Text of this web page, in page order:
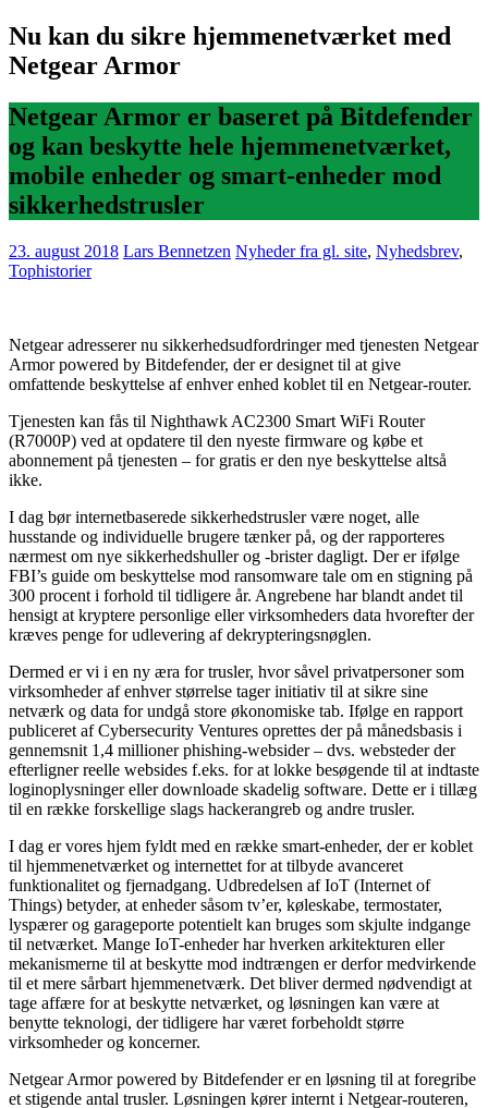
Nu kan du sikre hjemmenetværket med
Netgear Armor
Netgear Armor er baseret på Bitdefender
og kan beskytte hele hjemmenetværket,
mobile enheder og smart-enheder mod
sikkerhedstrusler
23. august 2018 Lars Bennetzen Nyheder fra gl. site, Nyhedsbrev,
Tophistorier
Netgear adresserer nu sikkerhedsudfordringer med tjenesten Netgear
Armor powered by Bitdefender, der er designet til at give
omfattende beskyttelse af enhver enhed koblet til en Netgear-router.
Tjenesten kan fås til Nighthawk AC2300 Smart WiFi Router
(R7000P) ved at opdatere til den nyeste firmware og købe et
abonnement på tjenesten – for gratis er den nye beskyttelse altså
ikke.
I dag bør internetbaserede sikkerhedstrusler være noget, alle
husstande og individuelle brugere tænker på, og der rapporteres
nærmest om nye sikkerhedshuller og -brister dagligt. Der er ifølge
FBI’s guide om beskyttelse mod ransomware tale om en stigning på
300 procent i forhold til tidligere år. Angrebene har blandt andet til
hensigt at kryptere personlige eller virksomheders data hvorefter der
kræves penge for udlevering af dekrypteringsnøglen.
Dermed er vi i en ny æra for trusler, hvor såvel privatpersoner som
virksomheder af enhver størrelse tager initiativ til at sikre sine
netværk og data for undgå store økonomiske tab. Ifølge en rapport
publiceret af Cybersecurity Ventures oprettes der på månedsbasis i
gennemsnit 1,4 millioner phishing-websider – dvs. websteder der
efterligner reelle websides f.eks. for at lokke besøgende til at indtaste
loginoplysninger eller downloade skadelig software. Dette er i tillæg
til en række forskellige slags hackerangreb og andre trusler.
I dag er vores hjem fyldt med en række smart-enheder, der er koblet
til hjemmenetværket og internettet for at tilbyde avanceret
funktionalitet og fjernadgang. Udbredelsen af IoT (Internet of
Things) betyder, at enheder såsom tv’er, køleskabe, termostater,
lyspærer og garageporte potentielt kan bruges som skjulte indgange
til netværket. Mange IoT-enheder har hverken arkitekturen eller
mekanismerne til at beskytte mod indtrængen er derfor medvirkende
til et mere sårbart hjemmenetværk. Det bliver dermed nødvendigt at
tage affære for at beskytte netværket, og løsningen kan være at
benytte teknologi, der tidligere har været forbeholdt større
virksomheder og koncerner.
Netgear Armor powered by Bitdefender er en løsning til at foregribe
et stigende antal trusler. Løsningen kører internt i Netgear-routeren,